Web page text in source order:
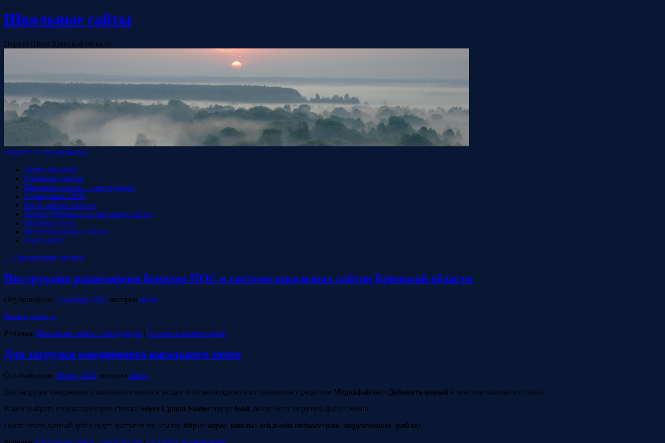
Школьные сайты
Портал Школ Брянской области
Перейти к содержимому
Почта для школ
Районные списки
Школьные сайты — инструкции
Учреждения НПО
Карта сайтов области
Проект «Вебинар на школьном сайте»
Обратная связь
Местоположение сайтов
Карта сайта
← Предыдущие записи
Инструкция размещения баннера ПОС в системе школьных сайтов Брянской области
Опубликовано 1 октября, 2021 автором admin
Читать далее →
Рубрика: Школьные сайты - инструкции | Оставить комментарий
Для загрузки ежедневного школьного меню
Опубликовано 26 мая, 2021 автором admin
Для загрузки ежедневного школьного меню в раздел food необходимо воспользоваться разделом Медиафайлы->Добавить новый в консоли школьного сайта.
В нём выбрать из выпадающего списка Select Upload Folder пункт food, после чего загрузить файл с меню.
После этого данный файл будет доступен по ссылке http://<адрес_школы>.sch.b-edu.ru/food/<имя_загруженного_файла>.